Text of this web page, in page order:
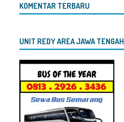
KOMENTAR TERBARU
UNIT REDY AREA JAWA TENGAH